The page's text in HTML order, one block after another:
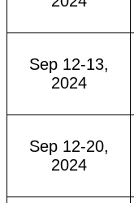
Sep 12-13,
2024
Sep 12-20,
2024